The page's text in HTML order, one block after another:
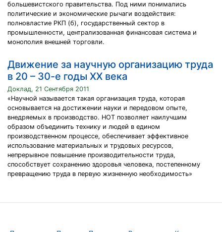
большевистского правительства. Под ними понимались
политические и экономические рычаги воздействия:
полновластие РКП (б), государственный сектор в
промышленности, централизованная финансовая система и
монополия внешней торговли.
Движение за научную организацию труда
в 20 – 30-е годы XX века
Доклад, 21 Сентября 2011
«Научной называется такая организация труда, которая
основывается на достижении науки и передовом опыте,
внедряемых в производство. НОТ позволяет наилучшим
образом объединить технику и людей в едином
производственном процессе, обеспечивает эффективное
использование материальных и трудовых ресурсов,
непрерывное повышение производительности труда,
способствует сохранению здоровья человека, постепенному
превращению труда в первую жизненную необходимость»